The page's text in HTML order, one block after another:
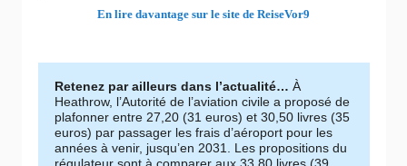
En lire davantage sur le site de ReiseVor9
Retenez par ailleurs dans l’actualité… À
Heathrow, l’Autorité de l’aviation civile a proposé de
plafonner entre 27,20 (31 euros) et 30,50 livres (35
euros) par passager les frais d’aéroport pour les
années à venir, jusqu’en 2031. Les propositions du